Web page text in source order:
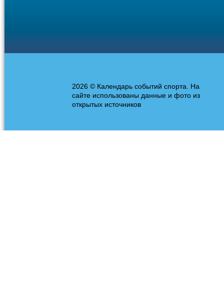
2026 © Календарь событий спорта. На
сайте использованы данные и фото из
открытых источников